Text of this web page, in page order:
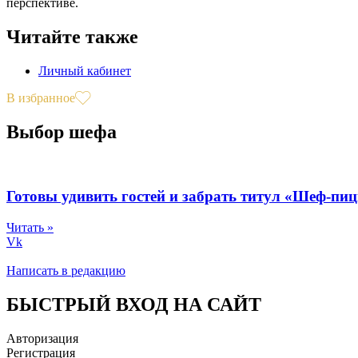
Читайте также
Личный кабинет
В избранное
Выбор шефа
Готовы удивить гостей и забрать титул «Шеф-
Читать »
Vk
Написать в редакцию
БЫСТРЫЙ ВХОД НА САЙТ
Авторизация
Регистрация